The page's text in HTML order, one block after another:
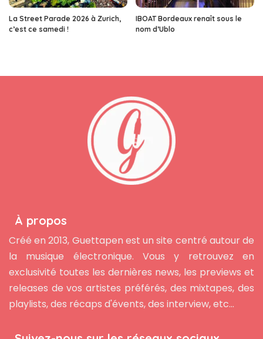
La Street Parade 2026 à Zurich,
c’est ce samedi !
IBOAT Bordeaux renaît sous le
nom d’Ublo
À propos
Créé en 2013, Guettapen est un site centré autour de
la musique électronique. Vous y retrouvez en
exclusivité toutes les dernières news, les previews et
releases de vos artistes préférés, des mixtapes, des
playlists, des récaps d'évents, des interview, etc...